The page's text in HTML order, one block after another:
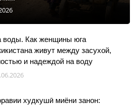
воды. Как женщины юга
живут между засухой,
и надеждой на воду
худкушӣ миёни занон: